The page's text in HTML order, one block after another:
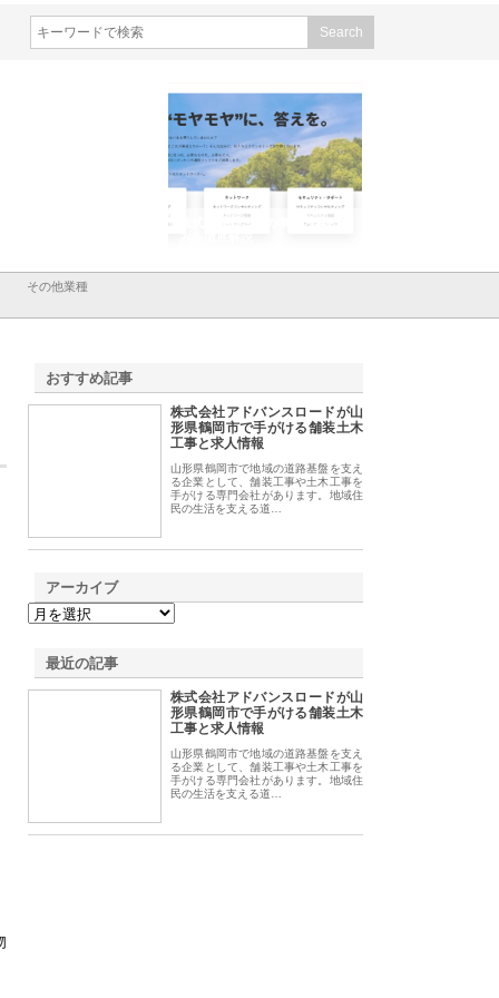
株式会社ＣＳＡの事業内容と強
その他業種
おすすめ記事
株式会社アドバンスロードが山
形県鶴岡市で手がける舗装土木
工事と求人情報
山形県鶴岡市で地域の道路基盤を支え
る企業として、舗装工事や土木工事を
手がける専門会社があります。地域住
民の生活を支える道…
アーカイブ
最近の記事
株式会社アドバンスロードが山
形県鶴岡市で手がける舗装土木
工事と求人情報
山形県鶴岡市で地域の道路基盤を支え
る企業として、舗装工事や土木工事を
手がける専門会社があります。地域住
民の生活を支える道…